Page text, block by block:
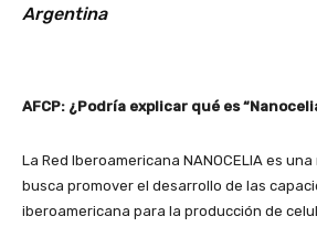
Argentina
AFCP: ¿Podría explicar qué es
La Red Iberoamericana NANOCELIA es
busca promover el desarrollo de las
iberoamericana para la producción de